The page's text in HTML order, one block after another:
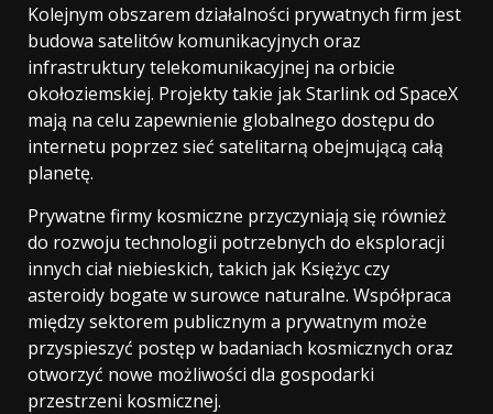
Kolejnym obszarem działalności prywatnych firm jest
budowa satelitów komunikacyjnych oraz
infrastruktury telekomunikacyjnej na orbicie
okołoziemskiej. Projekty takie jak Starlink od SpaceX
mają na celu zapewnienie globalnego dostępu do
internetu poprzez sieć satelitarną obejmującą całą
planetę.
Prywatne firmy kosmiczne przyczyniają się również
do rozwoju technologii potrzebnych do eksploracji
innych ciał niebieskich, takich jak Księżyc czy
asteroidy bogate w surowce naturalne. Współpraca
między sektorem publicznym a prywatnym może
przyspieszyć postęp w badaniach kosmicznych oraz
otworzyć nowe możliwości dla gospodarki
przestrzeni kosmicznej.